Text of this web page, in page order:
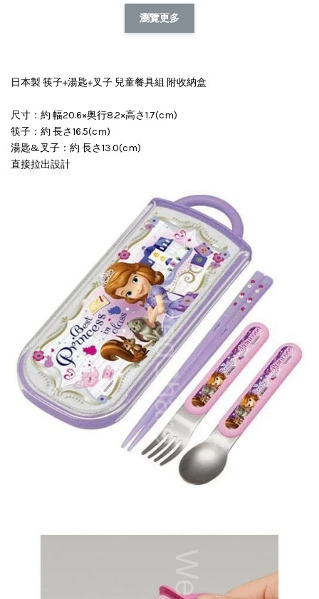
瀏覽更多
日本製 筷子+湯匙+叉子 兒童餐具組 附收納盒
尺寸：約 幅20.6×奥行8.2×高さ1.7(cm)
筷子：約 長さ16.5(cm)
湯匙&叉子：約 長さ13.0(cm)
直接拉出設計